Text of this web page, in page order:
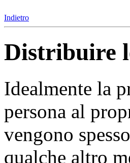
Indietro
Distribuire
Idealmente la
persona al
vengono
qualche altro